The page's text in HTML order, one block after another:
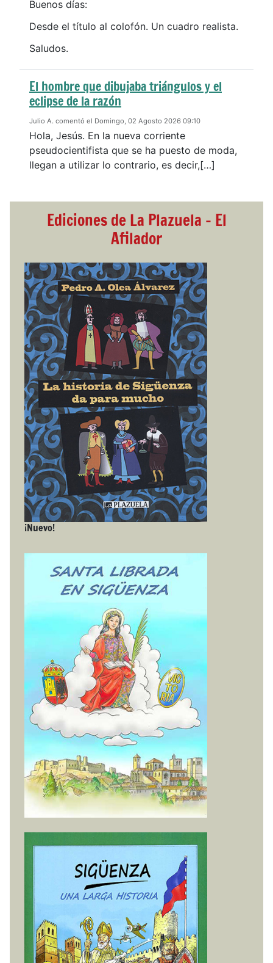
Buenos días:
Desde el título al colofón. Un cuadro realista.
Saludos.
El hombre que dibujaba triángulos y el
eclipse de la razón
Julio A. comentó el Domingo, 02 Agosto 2026 09:10
Hola, Jesús. En la nueva corriente
pseudocientifista que se ha puesto de moda,
llegan a utilizar lo contrario, es decir,[…]
Ediciones de La Plazuela - El
Afilador
¡Nuevo!